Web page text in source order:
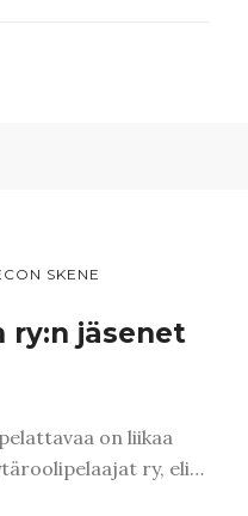
SKENE
ry:n jäsenet
on liikaa
ry, eli…